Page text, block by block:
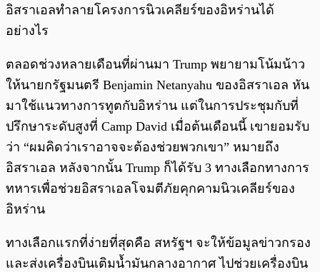
อิสราเอลทำลายโครงการนิวเคลียร์ของอิหร่านได้
อย่างไร
ตลอดช่วงหลายเดือนที่ผ่านมา Trump พยายามโน้มน้าว
ให้นายกรัฐมนตรี Benjamin Netanyahu ของอิสราเอล หัน
มาใช้แนวทางการทูตกับอิหร่าน แต่ในการประชุมกับที่
ปรึกษาระดับสูงที่ Camp David เมื่อต้นเดือนนี้ เขายอมรับ
ว่า “ผมคิดว่าเราอาจจะต้องช่วยพวกเขา” หมายถึง
อิสราเอล หลังจากนั้น Trump ก็ได้รับ 3 ทางเลือกทางการ
ทหารเพื่อช่วยอิสราเอลโจมตีภัยคุกคามนิวเคลียร์ของ
อิหร่าน
ทางเลือกแรกที่ง่ายที่สุดคือ สหรัฐฯ จะให้ข้อมูลข่าวกรอง
และส่งเครื่องบินเติมน้ำมันกลางอากาศ ไปช่วยเครื่องบิน